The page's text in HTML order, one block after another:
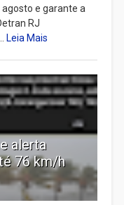
agosto e garante a
RJ
Leia Mais
alerta
76 km/h